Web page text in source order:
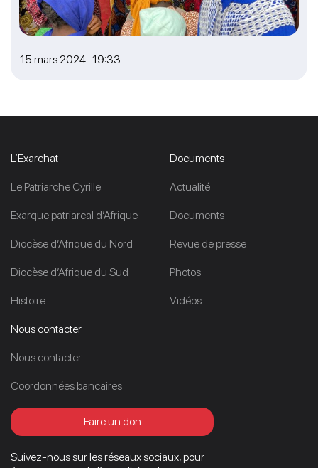
15 mars 2024 19:33
L’Exarchat
Le Patriarche Cyrille
Exarque patriarcal d’Afrique
Diocèse d’Afrique du Nord
Diocèse d’Afrique du Sud
Histoire
Documents
Actualité
Documents
Revue de presse
Photos
Vidéos
Nous contacter
Nous contacter
Coordonnées bancaires
Faire un don
Suivez-nous sur les réseaux sociaux, pour